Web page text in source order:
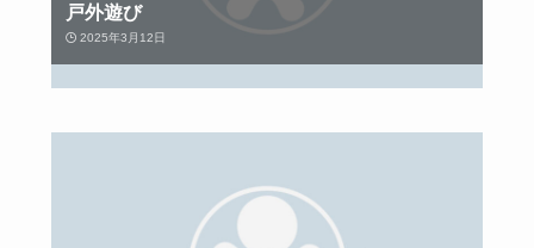
戸外遊び
2025年3月12日